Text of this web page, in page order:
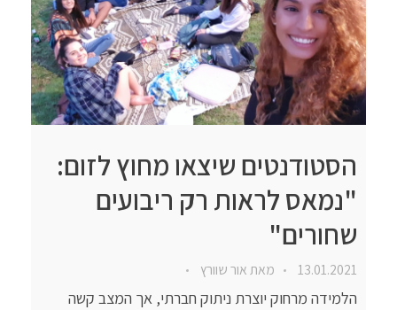
הסטודנטים שיצאו מחוץ לזום:
"נמאס לראות רק ריבועים
שחורים"
13.01.2021 מאתאור שוורץ
הלמידה מרחוק יוצרת ניתוק חברתי, אך המצב קשה